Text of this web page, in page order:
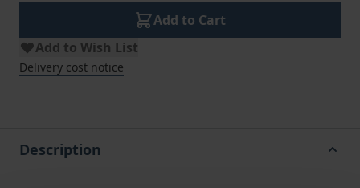
Add to Cart
Add to Wish List
Delivery cost notice
Description